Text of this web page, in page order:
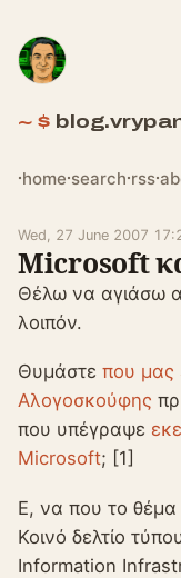
home search rss
Wed, 27 June 2007
Microsoft
Θέλω να αγιάσω
λοιπόν.
Θυμάστε που μας
Αλογοσκούφης
που υπέγραψε
Microsoft; [1]
Ε, να που το θέμα
Κοινό δελτίο
Information